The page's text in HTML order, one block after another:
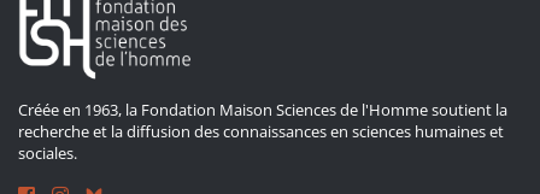
Créée en 1963, la Fondation Maison Sciences de l'Homme soutient la
recherche et la diffusion des connaissances en sciences humaines et
sociales.